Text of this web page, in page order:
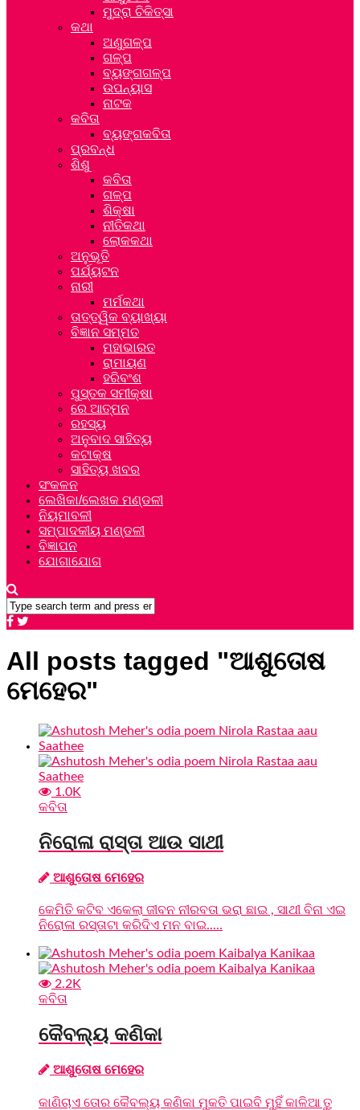
ମୁଦ୍ରା ଚିକିତ୍ସା
କଥା
ଅଣୁଗଳ୍ପ
ଗଳ୍ପ
ବ୍ୟଙ୍ଗଗଳ୍ପ
ଉପନ୍ୟାସ
ନାଟକ
କବିତା
ବ୍ୟଙ୍ଗକବିତା
ପ୍ରବନ୍ଧ
ଶିଶୁ
କବିତା
ଗଳ୍ପ
ଶିକ୍ଷା
ନୀତିକଥା
ଲୋକକଥା
ଅନୁଭୂତି
ପର୍ଯ୍ୟଟନ
ନାରୀ
ମର୍ମକଥା
ତାତ୍ତ୍ୱିକ ବ୍ୟାଖ୍ୟା
ବିଜ୍ଞାନ ସମ୍ମତ
ମହାଭାରତ
ରାମାୟଣ
ହରିବଂଶ
ପୁସ୍ତକ ସମୀକ୍ଷା
ରେ ଆତ୍ମନ
ରହସ୍ୟ
ଅନୁବାଦ ସାହିତ୍ୟ
କଟାକ୍ଷ
ସାହିତ୍ୟ ଖବର
ସଂକଳନ
ଲେଖିକା/ଲେଖକ ମଣ୍ଡଳୀ
ନିୟମାବଳୀ
ସମ୍ପାଦକୀୟ ମଣ୍ଡଳୀ
ବିଜ୍ଞାପନ
ଯୋଗାଯୋଗ
All posts tagged "ଆଶୁତୋଷ
ମେହେର"
1.0K
କବିତା
ନିରୋଳା ରାସ୍ତା ଆଉ ସାଥୀ
ଆଶୁତୋଷ ମେହେର
କେମିତି କଟିବ ଏକେଲା ଜୀବନ ନୀରବତା ଭରା ଛାଇ , ସାଥୀ ବିନା ଏଇ
ନିରୋଳା ରସ୍ତାଟା କରିଦିଏ ମନ ବାଇ.....
2.2K
କବିତା
କୈବଲ୍ୟ କଣିକା
ଆଶୁତୋଷ ମେହେର
କାଣିଚାଏ ତୋର କୈବଲ୍ୟ କଣିକା ମୁକତି ପାଇବି ମୁହିଁ କାଳିଆ ତୁ